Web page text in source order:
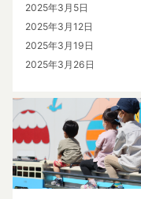
2025年3月5日
2025年3月12日
2025年3月19日
2025年3月26日